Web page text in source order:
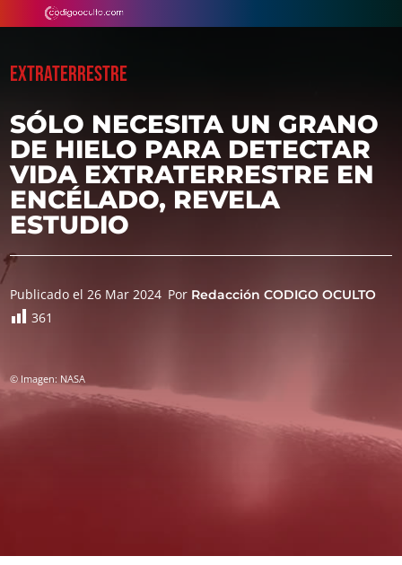
EXTRATERRESTRE
SÓLO NECESITA UN GRANO
DE HIELO PARA DETECTAR
VIDA EXTRATERRESTRE EN
ENCÉLADO, REVELA
ESTUDIO
Publicado el 26 Mar 2024 Por Redacción CODIGO OCULTO
361
© Imagen: NASA